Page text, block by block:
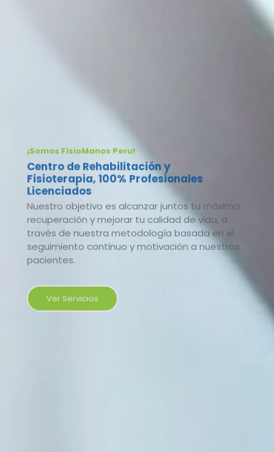
Fisioterapia, 100% Profesionales
Nuestro objetivo es alcanzar juntos tu máxima
recuperación y mejorar tu calidad de vida, a
través de nuestra metodología basada en el
seguimiento continuo y motivación a nuestros
pacientes.
Ver Servicios